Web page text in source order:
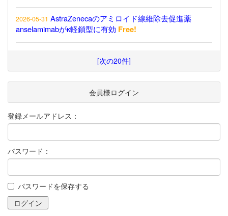
2026-05-31 AstraZenecaのアミロイド線維除去促進薬
anselamimabがκ軽鎖型に有効 Free!
[次の20件]
会員様ログイン
登録メールアドレス：
パスワード：
パスワードを保存する